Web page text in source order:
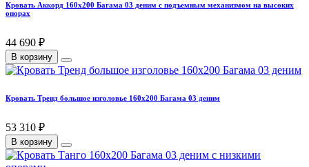
Кровать Аккорд 160х200 Багама 03 деним с подъемным механизмом на высоких
опорах
44 690 ₽
В корзину
Кровать Тренд большое изголовье 160х200 Багама 03 деним
53 310 ₽
В корзину